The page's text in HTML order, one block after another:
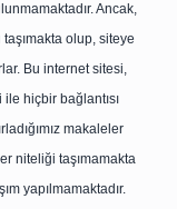
Ancak,
olup, siteye
Bu internet sitesi,
hiçbir bağlantısı
makaleler
niteliği taşımamakta
yapılmamaktadır.